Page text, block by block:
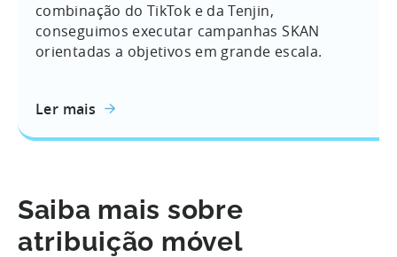
combinação do TikTok e da Tenjin,
conseguimos executar campanhas SKAN
orientadas a objetivos em grande escala.
Ler mais
Saiba mais sobre
atribuição móvel